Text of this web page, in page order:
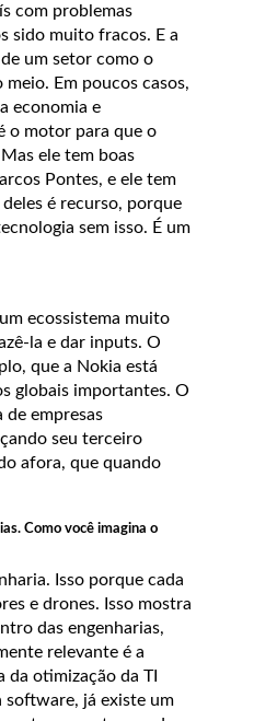
com problemas
sido muito fracos. E a
um setor como o
Em poucos casos,
economia e
o motor para que o
ele tem boas
Pontes, e ele tem
é recurso, porque
sem isso. É um
ecossistema muito
la e dar inputs. O
que a Nokia está
globais importantes. O
de empresas
seu terceiro
afora, que quando
Como você imagina o
Isso porque cada
e drones. Isso mostra
das engenharias,
relevante é a
da otimização da TI
software, já existe um